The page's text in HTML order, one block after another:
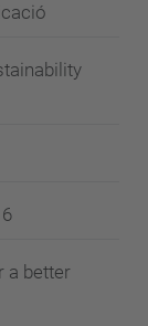
a better